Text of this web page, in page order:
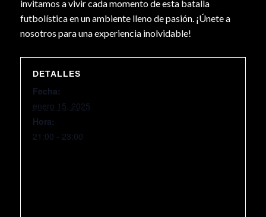
invitamos a vivir cada momento de esta batalla
futbolística en un ambiente lleno de pasión. ¡Únete a
nosotros para una experiencia inolvidable!
DETALLES
Fecha:
enero 15, 2025
Hora:
21:00 - 23:00